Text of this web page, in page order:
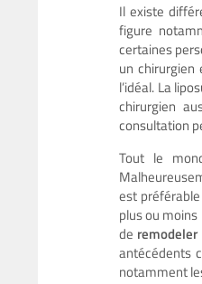
Il existe
figure
certaines
un chirurgien
l’idéal. La
chirurgien
consultation
Tout le
est
plus ou
de
antécédents
notamment